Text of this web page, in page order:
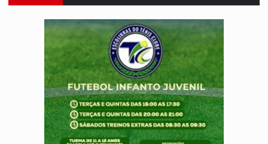
LAZER:Seis lugares gratuitos para aproveitar o fim de semana
VÍDEO: FTICCO e Força Tática prendem membro do CV com arma e drogas
INCLUSÃO:Prefeitura fortalece parceria com a APAE para ampliar ações
DEFESA:Exército testa inovações no combate a drones durante
TEMAS SOCIOAMBIENTAIS:Em Itapuã do Oeste, CINEMAZÔNIA leva cinema
PREVISÃO:Interior de Rondônia terá sábado (8) de calor intenso